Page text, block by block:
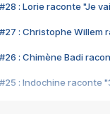
#28 : Lorie raconte "Je
#27 : Christophe Willem
#26 : Chimène Badi
#25 : Indochine raconte